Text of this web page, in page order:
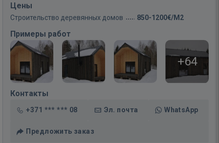
Цены
Строительство деревянных домов 850-1200€/M2
Примеры работ
+64
Контакты
+371 *** *** 08 Эл. почта WhatsApp
Предложить заказ